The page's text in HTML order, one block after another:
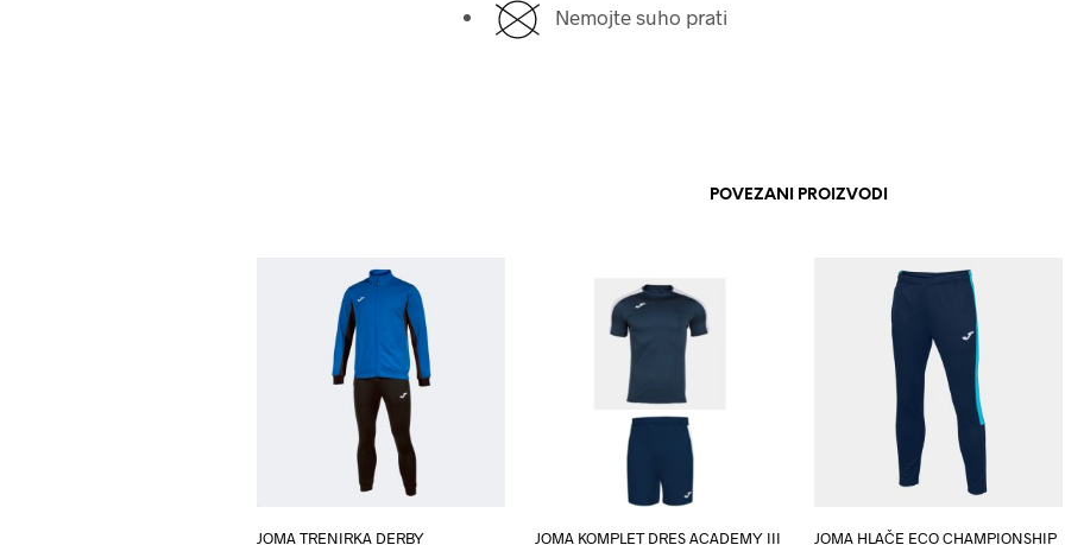
Nemojte suho prati
POVEZANI PROIZVODI
JOMA TRENIRKA DERBY JOMA KOMPLET DRES ACADEMY III JOMA HLAČE ECO CHAMPIONSHIP